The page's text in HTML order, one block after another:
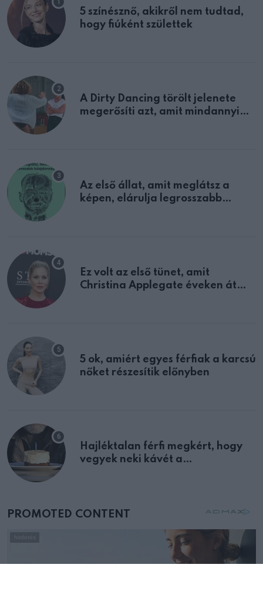
5 színésznő, akikről nem tudtad,
hogy fiúként születtek
A Dirty Dancing törölt jelenete
megerősíti azt, amit mindannyian
Az első állat, amit meglátsz a
képen, elárulja legrosszabb
Ez volt az első tünet, amit
Christina Applegate éveken át
5 ok, amiért egyes férfiak a karcsú
nőket részesítik előnyben
Hajléktalan férfi megkért, hogy
vegyek neki kávét a